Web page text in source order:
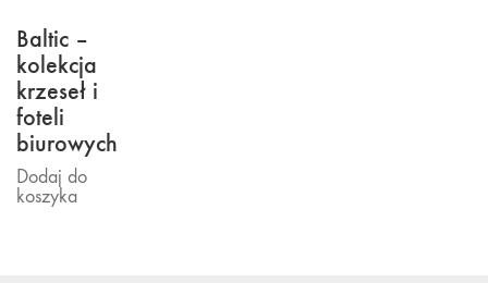
Baltic –
kolekcja
krzeseł i
foteli
biurowych
Dodaj do
koszyka